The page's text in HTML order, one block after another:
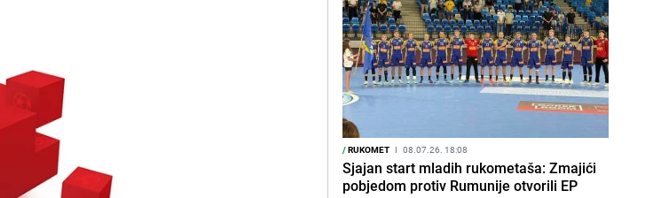
/RUKOMET I 08.07.26. 18:08
Sjajan start mladih rukometaša: Zmajići
pobjedom protiv Rumunije otvorili EP